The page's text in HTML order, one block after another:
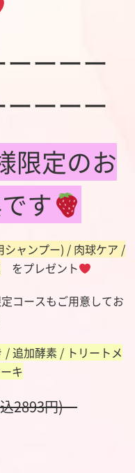
ーーー
ーーー
限定のお
す
シャンプー) / 肉球ケア /
をプレゼント
コースもご用意してお
/ 追加酵素 / トリートメ
キ
込2893円)